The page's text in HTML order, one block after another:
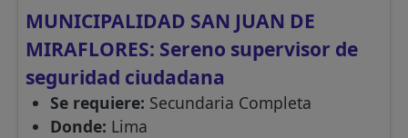
MUNICIPALIDAD SAN JUAN DE
MIRAFLORES: Sereno supervisor de
seguridad ciudadana
Se requiere: Secundaria Completa
Donde: Lima